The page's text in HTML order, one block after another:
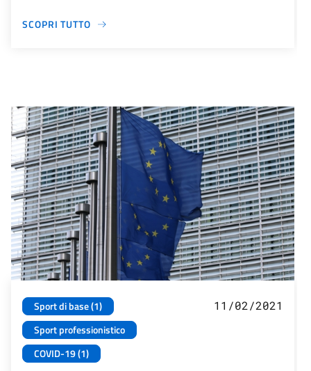
SCOPRI TUTTO
Sport di base (1)
Sport professionistico
COVID-19 (1)
11/02/2021